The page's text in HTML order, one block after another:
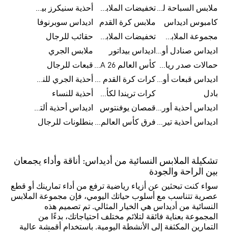
ملابس السباحة للرجال
تخفيضات الملابس الرياضية
أحذية سنيكرز بيضاء للرجال
كامبوس اديداس
ملابس كرة القدم
اديداس سوبرنوفا
مجموعة الملابس الرياضية
تخفيضات الملابس للرجال
حقائب للرجال
اديداس صنادل أورجينال للنساء اديداس بيداتور
ملابس الجري
حمالات صدر رياضية
كأس العالم FIFA 26™ قبعات للرجال
اديداس قبعات أورجينال للرجال
كرات كرة القدم للرجال
أحذية الجري للنساء
بادل
كرات تريندا لكأس العالم FIFA 26™
أحذية للنساء
اديداس أحذية أورجينال للرجالقمصان يوفنتوس
اديداس أحذية ألترا بوست للرجال
اديداس أحذية تيريكس
فرق كأس العالم FIFA 26™ بنطلونات للرجال
تشكيلة الملابس النسائية من أديداس: أناقة وأداء يجمعان
بين الراحة والجودة
سواء كنت تبحثين عن أزياء رياضية ترفع من أداء تمارينك أو قطع
عصرية تتناسب مع أسلوب حياتك اليومي، فإن مجموعة الملابس
النسائية من أديداس هي الخيار المثالي. تم تصميم هذه
المجموعة بعناية فائقة لتلائم مختلف احتياجاتك، بدءًا من
التمارين المكثفة إلى الأنشطة اليومية. باستخدام أقمشة عالية